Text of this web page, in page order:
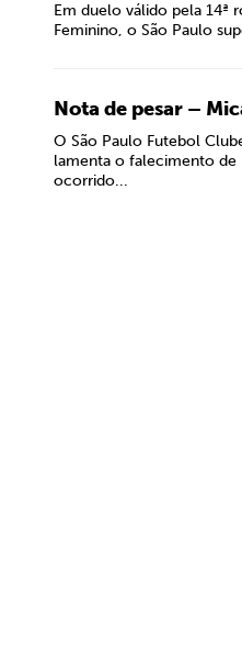
Em duelo válido pela 14ª
Feminino, o São Paulo
Nota de pesar –
O São Paulo Futebol
lamenta o falecimento de
ocorrido...